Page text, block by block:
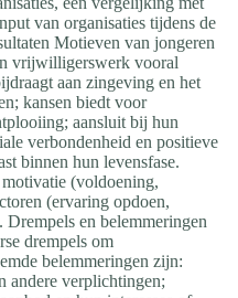
van organisaties tijdens de
Motieven van jongeren
vrijwilligerswerk vooral
aan zingeving en het
kansen biedt voor
aansluit bij hun
verbondenheid en positieve
binnen hun levensfase.
(voldoening,
(ervaring opdoen,
en belemmeringen
drempels om
belemmeringen zijn:
andere verplichtingen;